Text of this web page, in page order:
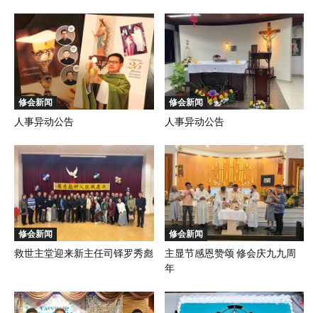
修会新闻
人事异动公告
修会新闻
人事异动公告
修会新闻
救世主堂迎来新主任司铎罗秀彪
修会新闻
主显节感恩赞颂 修会庆九九周
年